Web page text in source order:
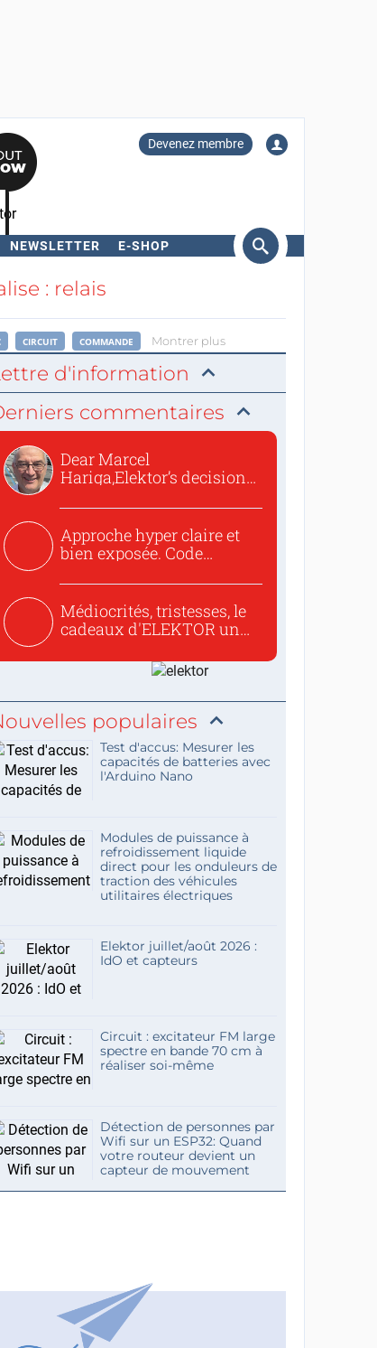
Devenez membre
NEWSLETTER E-SHOP
: relais
CIRCUIT COMMANDE Montrer plus
d'information
commentaires
Dear Marcel
Hariga,Elektor’s decision
Approche hyper claire et
bien exposée. Code
Médiocrités, tristesses, le
cadeaux d'ELEKTOR un
populaires
Test d'accus: Mesurer les
capacités de batteries avec
l'Arduino Nano
Modules de puissance à
refroidissement liquide
direct pour les onduleurs de
traction des véhicules
utilitaires électriques
Elektor juillet/août 2026 :
IdO et capteurs
Circuit : excitateur FM large
spectre en bande 70 cm à
réaliser soi-même
Détection de personnes par
Wifi sur un ESP32: Quand
votre routeur devient un
capteur de mouvement